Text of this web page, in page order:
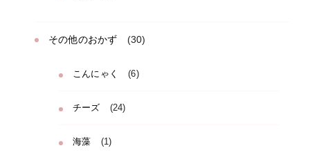
その他のおかず (30)
こんにゃく (6)
チーズ (24)
海藻 (1)